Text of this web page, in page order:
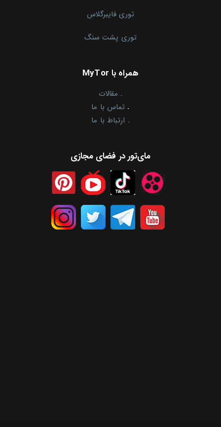
توری فایبرگلاس
توری پشت سنگ
همراه با MyTor
. مقالات
. تماس با ما
. ارتباط با ما
مای‌تور در فضای مجازی